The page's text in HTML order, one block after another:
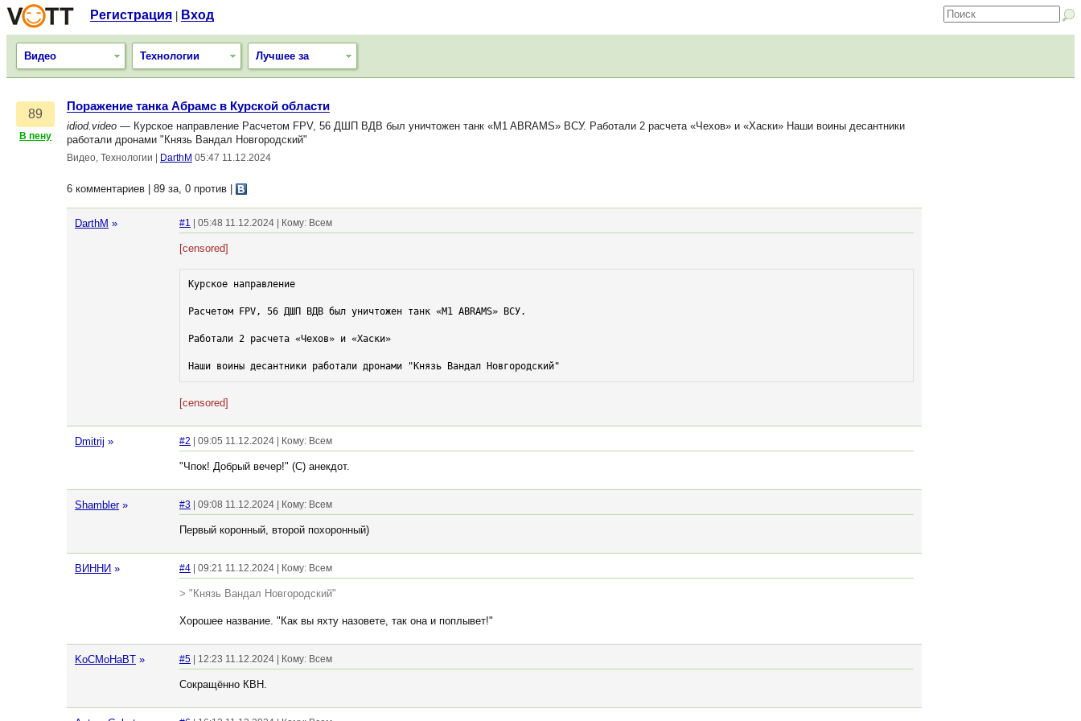
Регистрация Вход
Видео Технологии Лучшее за
89
В пену
Поражение танка Абрамс в Курской области
idiod.video — Курское направление Расчетом FPV, 56 ДШП ВДВ был уничтожен танк «M1 ABRAMS» ВСУ. Работали 2 расчета «Чехов» и «Хаски» Наши воины десантники
работали дронами "Князь Вандал Новгородский"
Видео, Технологии DarthM 05:47 11.12.2024
6 комментариев | 89 за, 0 против
DarthM » #1 | 05:48 11.12.2024 | Кому: Всем
[censored]
Курское направление
Расчетом FPV, 56 ДШП ВДВ был уничтожен танк «M1 ABRAMS» ВСУ.
Работали 2 расчета «Чехов» и «Хаски»
Наши воины десантники работали дронами "Князь Вандал Новгородский"
[censored]
Dmitrij » #2 | 09:05 11.12.2024 | Кому: Всем
"Чпок! Добрый вечер!" (С) анекдот.
Shambler » #3 | 09:08 11.12.2024 | Кому: Всем
Первый коронный, второй похоронный)
ВИННИ » #4 | 09:21 11.12.2024 | Кому: Всем
> "Князь Вандал Новгородский"
Хорошее название. "Как вы яхту назовете, так она и поплывет!"
KoCMoHaBT » #5 | 12:23 11.12.2024 | Кому: Всем
Сокращённо КВН.